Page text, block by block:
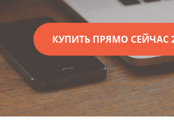
КУПИТЬ ПРЯМО СЕЙЧАС